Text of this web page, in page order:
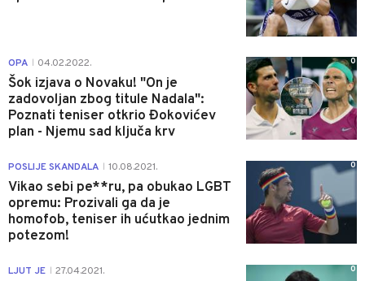
OPA 04.02.2022.
Šok izjava o Novaku! "On je
zadovoljan zbog titule Nadala":
Poznati teniser otkrio Đokovićev
plan - Njemu sad ključa krv
0
POSLIJE SKANDALA 10.08.2021.
Vikao sebi pe**ru, pa obukao LGBT
opremu: Prozivali ga da je
homofob, teniser ih ućutkao jednim
potezom!
0
LJUT JE 27.04.2021. 0